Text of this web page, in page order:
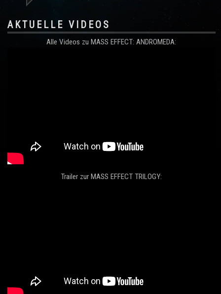
AKTUELLE VIDEOS
Alle Videos zu MASS EFFECT: ANDROMEDA:
Trailer zur MASS EFFECT TRILOGY: